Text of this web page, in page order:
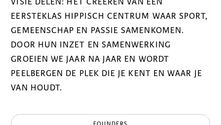
EERSTEKLAS HIPPISCH CENTRUM WAAR SPORT,
GEMEENSCHAP EN PASSIE SAMENKOMEN.
DOOR HUN INZET EN SAMENWERKING
GROEIEN WE JAAR NA JAAR EN WORDT
PEELBERGEN DE PLEK DIE JE KENT EN WAAR JE
VAN HOUDT.